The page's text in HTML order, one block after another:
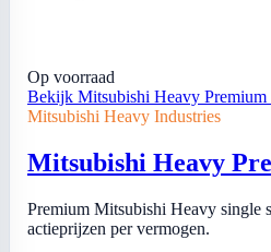
Op voorraad
Bekijk Mitsubishi Heavy
Mitsubishi Heavy Industries
Mitsubishi Heavy
Premium Mitsubishi Heavy single
actieprijzen per vermogen.